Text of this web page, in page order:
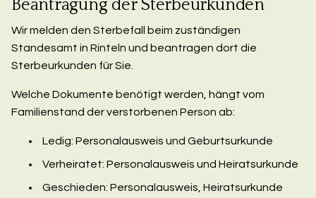
Beantragung der Sterbeurkunden
Wir melden den Sterbefall beim zuständigen
Standesamt in Rinteln und beantragen dort die
Sterbeurkunden für Sie.
Welche Dokumente benötigt werden, hängt vom
Familienstand der verstorbenen Person ab:
Ledig: Personalausweis und Geburtsurkunde
Verheiratet: Personalausweis und Heiratsurkunde
Geschieden: Personalausweis, Heiratsurkunde